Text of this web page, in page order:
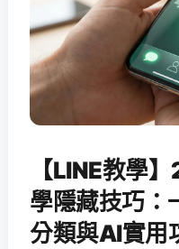
【LINE教學
學隱藏技巧：
分類與AI實用